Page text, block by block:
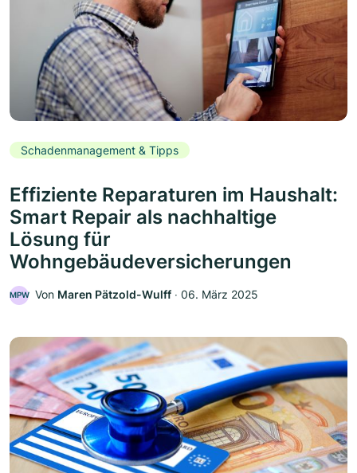
Schadenmanagement & Tipps
Effiziente Reparaturen im Haushalt:
Smart Repair als nachhaltige
Lösung für
Wohngebäudeversicherungen
MPW Von Maren Pätzold-Wulff ‧ 06. März 2025